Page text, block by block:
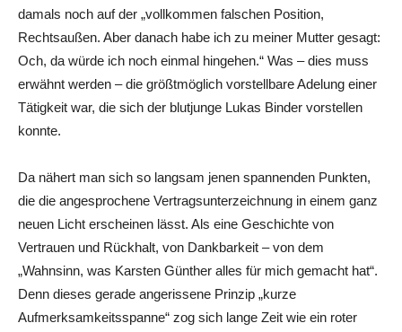
damals noch auf der „vollkommen falschen Position,
Rechtsaußen. Aber danach habe ich zu meiner Mutter gesagt:
Och, da würde ich noch einmal hingehen.“ Was – dies muss
erwähnt werden – die größtmöglich vorstellbare Adelung einer
Tätigkeit war, die sich der blutjunge Lukas Binder vorstellen
konnte.
Da nähert man sich so langsam jenen spannenden Punkten,
die die angesprochene Vertragsunterzeichnung in einem ganz
neuen Licht erscheinen lässt. Als eine Geschichte von
Vertrauen und Rückhalt, von Dankbarkeit – von dem
„Wahnsinn, was Karsten Günther alles für mich gemacht hat“.
Denn dieses gerade angerissene Prinzip „kurze
Aufmerksamkeitsspanne“ zog sich lange Zeit wie ein roter